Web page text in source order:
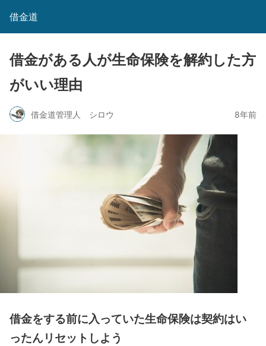
借金道
借金がある人が生命保険を解約した方
がいい理由
借金道管理人 シロウ 8年前
借金をする前に入っていた生命保険は契約はい
ったんリセットしよう